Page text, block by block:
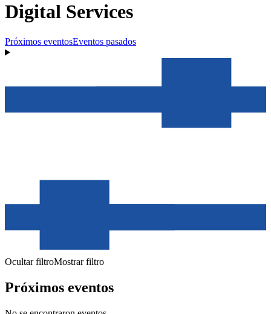
Digital Services
Próximos eventosEventos pasados
Ocultar filtroMostrar filtro
Próximos eventos